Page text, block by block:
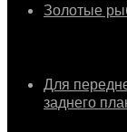
Золотые
Для
заднего